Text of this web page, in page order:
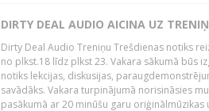
DIRTY DEAL AUDIO AICINA UZ
Dirty Deal Audio Treniņu Trešdienas notiks
no plkst.18 līdz plkst 23. Vakara sākumā būs
notiks lekcijas, diskusijas,
savādāks. Vakara turpinājumā norisināsies
pasākumā ar 20 minūšu garu oriģinālmūzikas